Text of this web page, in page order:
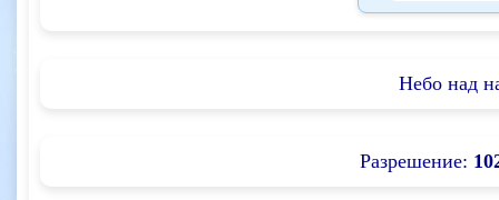
Небо над
Разрешение: